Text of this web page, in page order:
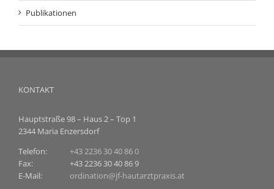
Publikationen
KONTAKT
Hauptstraße 98 – Haus 2 – Top 1
2344 Maria Enzersdorf
Telefon:
Fax:
E-Mail:
+43 2236 30 40 86 0
+43 2236 30 40 86 9
ordination@jf-hautarztpraxis.at